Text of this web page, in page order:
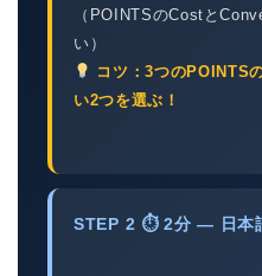
（POINTSのCostと
い）
コツ：3つのPOINTS
い2つを選ぶ！
STEP 2 ⏱ 2分 — 日本